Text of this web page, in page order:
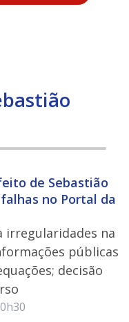
de Sebastião
no Portal da
na
públicas
decisão